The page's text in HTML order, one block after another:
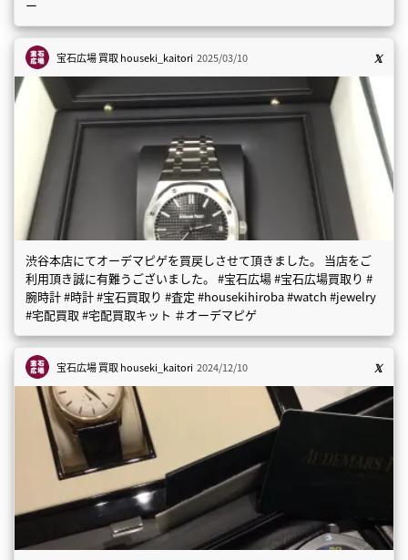
ー
宝石広場 買取houseki_kaitori 2025/03/10
渋谷本店にてオーデマピゲを買戻しさせて頂きました。 当店をご
利用頂き誠に有難うございました。 #宝石広場 #宝石広場買取り #
腕時計 #時計 #宝石買取り #査定 #housekihiroba #watch #jewelry
#宅配買取 #宅配買取キット ＃オーデマピゲ
宝石広場 買取houseki_kaitori 2024/12/10